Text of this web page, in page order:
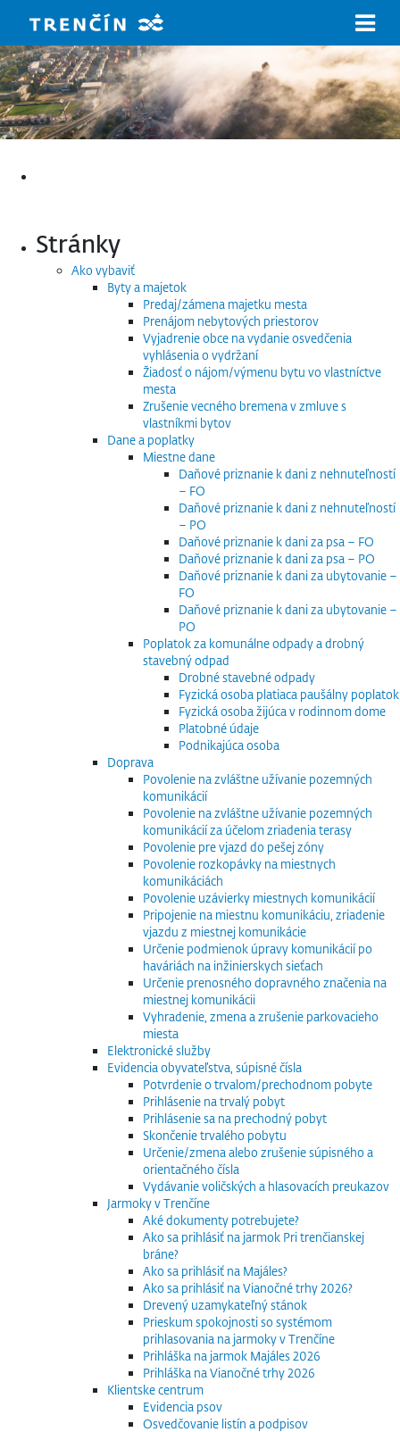
Stránky
Ako vybaviť
Byty a majetok
Predaj/zámena majetku mesta
Prenájom nebytových priestorov
Vyjadrenie obce na vydanie osvedčenia
vyhlásenia o vydržaní
Žiadosť o nájom/výmenu bytu vo vlastníctve
mesta
Zrušenie vecného bremena v zmluve s
vlastníkmi bytov
Dane a poplatky
Miestne dane
Daňové priznanie k dani z nehnuteľností
– FO
Daňové priznanie k dani z nehnuteľností
– PO
Daňové priznanie k dani za psa – FO
Daňové priznanie k dani za psa – PO
Daňové priznanie k dani za ubytovanie –
FO
Daňové priznanie k dani za ubytovanie –
PO
Poplatok za komunálne odpady a drobný
stavebný odpad
Drobné stavebné odpady
Fyzická osoba platiaca paušálny poplatok
Fyzická osoba žijúca v rodinnom dome
Platobné údaje
Podnikajúca osoba
Doprava
Povolenie na zvláštne užívanie pozemných
komunikácií
Povolenie na zvláštne užívanie pozemných
komunikácií za účelom zriadenia terasy
Povolenie pre vjazd do pešej zóny
Povolenie rozkopávky na miestnych
komunikáciách
Povolenie uzávierky miestnych komunikácií
Pripojenie na miestnu komunikáciu, zriadenie
vjazdu z miestnej komunikácie
Určenie podmienok úpravy komunikácií po
haváriách na inžinierskych sieťach
Určenie prenosného dopravného značenia na
miestnej komunikácii
Vyhradenie, zmena a zrušenie parkovacieho
miesta
Elektronické služby
Evidencia obyvateľstva, súpisné čísla
Potvrdenie o trvalom/prechodnom pobyte
Prihlásenie na trvalý pobyt
Prihlásenie sa na prechodný pobyt
Skončenie trvalého pobytu
Určenie/zmena alebo zrušenie súpisného a
orientačného čísla
Vydávanie voličských a hlasovacích preukazov
Jarmoky v Trenčíne
Aké dokumenty potrebujete?
Ako sa prihlásiť na jarmok Pri trenčianskej
bráne?
Ako sa prihlásiť na Majáles?
Ako sa prihlásiť na Vianočné trhy 2026?
Drevený uzamykateľný stánok
Prieskum spokojnosti so systémom
prihlasovania na jarmoky v Trenčíne
Prihláška na jarmok Majáles 2026
Prihláška na Vianočné trhy 2026
Klientske centrum
Evidencia psov
Osvedčovanie listín a podpisov